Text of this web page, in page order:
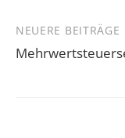
NEUERE BEITRÄGE